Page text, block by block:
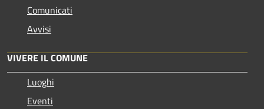
Comunicati
Avvisi
VIVERE IL COMUNE
Luoghi
Eventi